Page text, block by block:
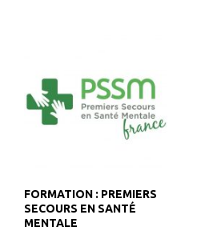
FORMATION : PREMIERS
SECOURS EN SANTÉ
MENTALE